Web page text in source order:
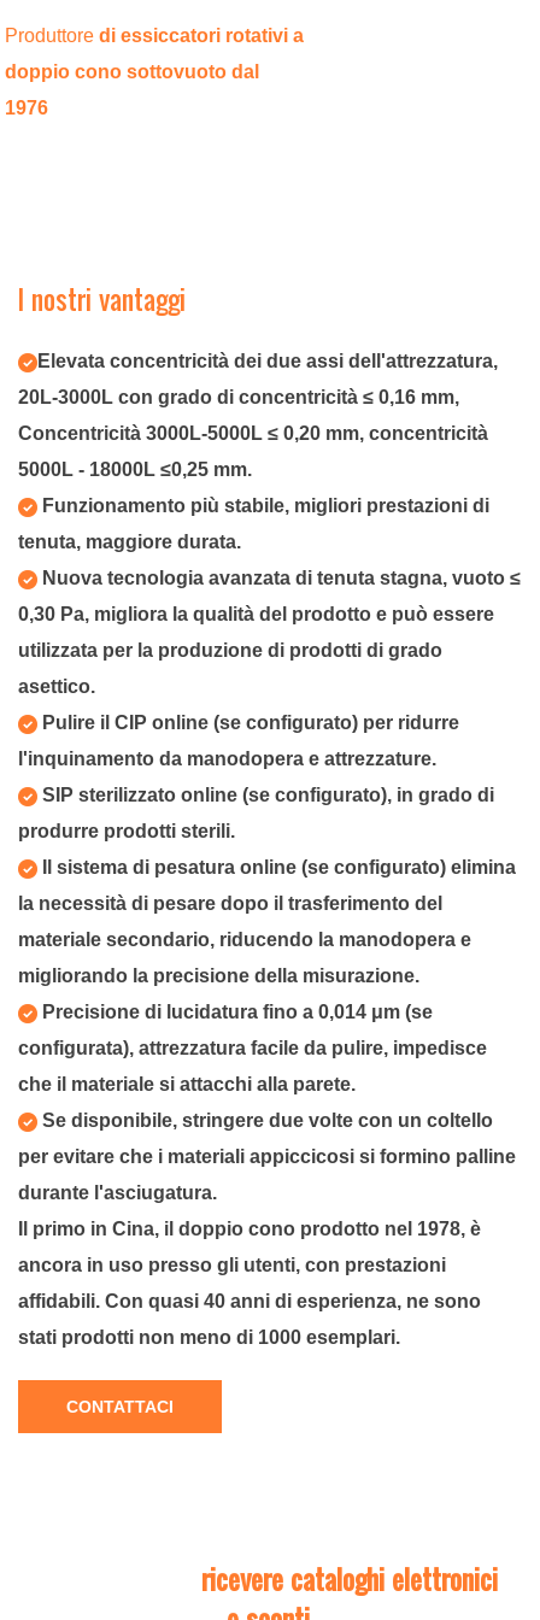
Produttoredi essiccatori rotativi a
doppio cono sottovuoto dal
1976
I nostri vantaggi
Elevata concentricità dei due assi dell'attrezzatura,
20L-3000L con grado di concentricità ≤ 0,16 mm,
Concentricità 3000L-5000L ≤ 0,20 mm, concentricità
5000L - 18000L ≤0,25 mm.
Funzionamento più stabile, migliori prestazioni di
tenuta, maggiore durata.
Nuova tecnologia avanzata di tenuta stagna, vuoto ≤
0,30 Pa, migliora la qualità del prodotto e può essere
utilizzata per la produzione di prodotti di grado
asettico.
Pulire il CIP online (se configurato) per ridurre
l'inquinamento da manodopera e attrezzature.
SIP sterilizzato online (se configurato), in grado di
produrre prodotti sterili.
Il sistema di pesatura online (se configurato) elimina
la necessità di pesare dopo il trasferimento del
materiale secondario, riducendo la manodopera e
migliorando la precisione della misurazione.
Precisione di lucidatura fino a 0,014 μm (se
configurata), attrezzatura facile da pulire, impedisce
che il materiale si attacchi alla parete.
Se disponibile, stringere due volte con un coltello
per evitare che i materiali appiccicosi si formino palline
durante l'asciugatura.
Il primo in Cina, il doppio cono prodotto nel 1978, è
ancora in uso presso gli utenti, con prestazioni
affidabili. Con quasi 40 anni di esperienza, ne sono
stati prodotti non meno di 1000 esemplari.
CONTATTACI
ricevere cataloghi elettronici